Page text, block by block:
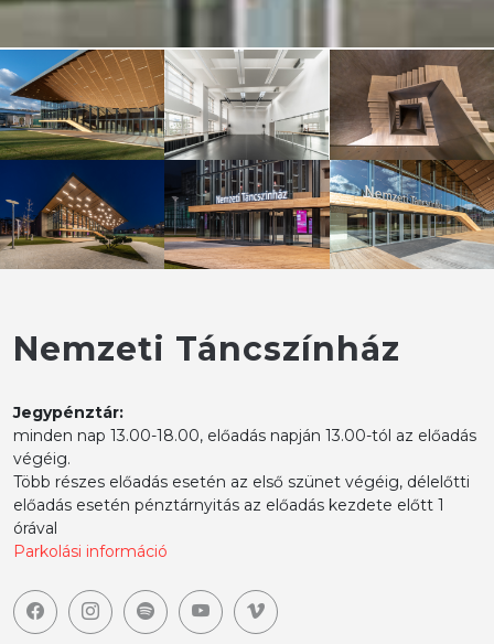
Nemzeti Táncszínház
Jegypénztár:
minden nap 13.00-18.00, előadás napján 13.00-tól az előadás
végéig.
Több részes előadás esetén az első szünet végéig, délelőtti
előadás esetén pénztárnyitás az előadás kezdete előtt 1
órával
Parkolási információ